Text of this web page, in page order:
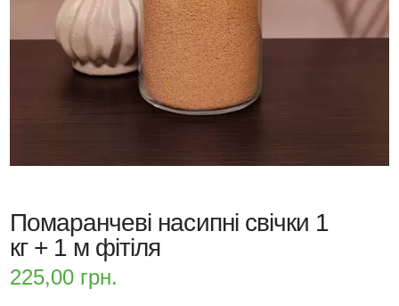
Помаранчеві насипні свічки 1
кг + 1 м фітіля
225,00 грн.